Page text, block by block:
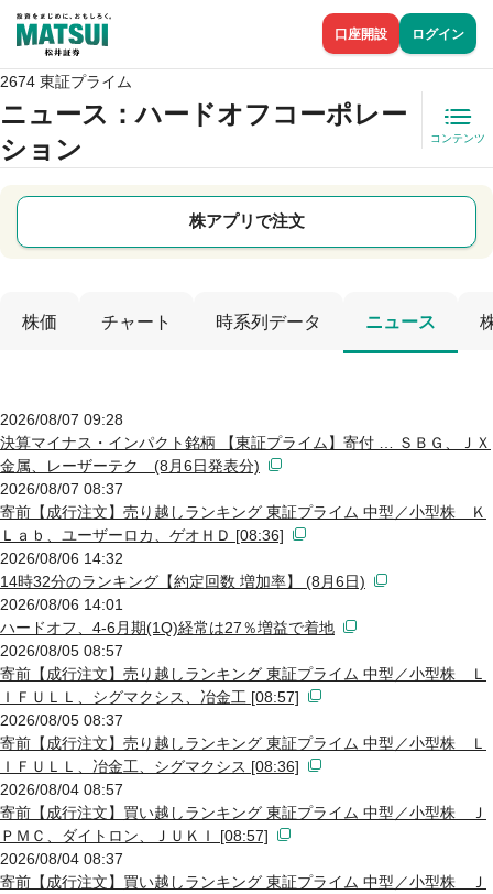
口座開設 ログイン
2674 東証プライム
ニュース ：ハードオフコーポレー
ション
コンテンツ
株アプリで注文
株価 チャート 時系列データ ニュース
2026/08/07 09:28
決算マイナス・インパクト銘柄 【東証プライム】寄付 … ＳＢＧ、ＪＸ
金属、レーザーテク (8月6日発表分)
2026/08/07 08:37
寄前【成行注文】売り越しランキング 東証プライム 中型／小型株 Ｋ
Ｌａｂ、ユーザーロカ、ゲオＨＤ [08:36]
2026/08/06 14:32
14時32分のランキング【約定回数 増加率】 (8月6日)
2026/08/06 14:01
ハードオフ、4-6月期(1Q)経常は27％増益で着地
2026/08/05 08:57
寄前【成行注文】売り越しランキング 東証プライム 中型／小型株 Ｌ
ＩＦＵＬＬ、シグマクシス、冶金工 [08:57]
2026/08/05 08:37
寄前【成行注文】売り越しランキング 東証プライム 中型／小型株 Ｌ
ＩＦＵＬＬ、冶金工、シグマクシス [08:36]
2026/08/04 08:57
寄前【成行注文】買い越しランキング 東証プライム 中型／小型株 Ｊ
ＰＭＣ、ダイトロン、ＪＵＫＩ [08:57]
2026/08/04 08:37
寄前【成行注文】買い越しランキング 東証プライム 中型／小型株 Ｊ